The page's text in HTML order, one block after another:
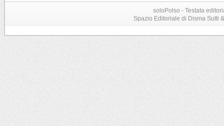
soloPolso - Testata
Spazio Editoriale di Disma Sutti